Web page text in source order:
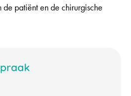
patiënt en de chirurgische